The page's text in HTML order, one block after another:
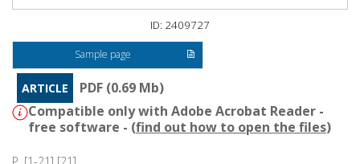
ID: 2409727
Sample page
ARTICLE
PDF (0.69 Mb)
Compatible only with Adobe Acrobat Reader -
free software - (find out how to open the files)